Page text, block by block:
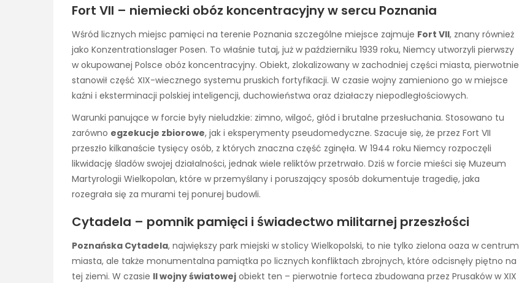
Fort VII – niemiecki obóz koncentracyjny w sercu Poznania
Wśród licznych miejsc pamięci na terenie Poznania szczególne miejsce zajmuje Fort VII, znany również
jako Konzentrationslager Posen. To właśnie tutaj, już w październiku 1939 roku, Niemcy utworzyli pierwszy
w okupowanej Polsce obóz koncentracyjny. Obiekt, zlokalizowany w zachodniej części miasta, pierwotnie
stanowił część XIX-wiecznego systemu pruskich fortyfikacji. W czasie wojny zamieniono go w miejsce
kaźni i eksterminacji polskiej inteligencji, duchowieństwa oraz działaczy niepodległościowych.
Warunki panujące w forcie były nieludzkie: zimno, wilgoć, głód i brutalne przesłuchania. Stosowano tu
zarówno egzekucje zbiorowe, jak i eksperymenty pseudomedyczne. Szacuje się, że przez Fort VII
przeszło kilkanaście tysięcy osób, z których znaczna część zginęła. W 1944 roku Niemcy rozpoczęli
likwidację śladów swojej działalności, jednak wiele reliktów przetrwało. Dziś w forcie mieści się Muzeum
Martyrologii Wielkopolan, które w przemyślany i poruszający sposób dokumentuje tragedię, jaka
rozegrała się za murami tej ponurej budowli.
Cytadela – pomnik pamięci i świadectwo militarnej przeszłości
Poznańska Cytadela, największy park miejski w stolicy Wielkopolski, to nie tylko zielona oaza w centrum
miasta, ale także monumentalna pamiątka po licznych konfliktach zbrojnych, które odcisnęły piętno na
tej ziemi. W czasie II wojny światowej obiekt ten – pierwotnie forteca zbudowana przez Prusaków w XIX